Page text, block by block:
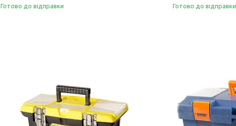
Готово до відправки Готово до відправки